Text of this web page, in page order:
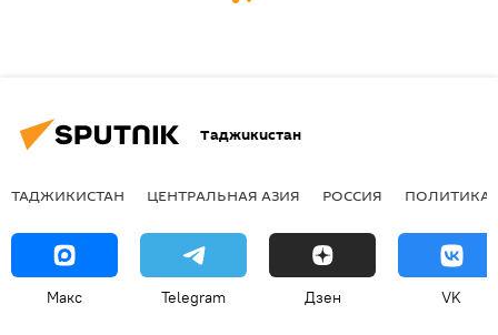
Таджикистан
ТАДЖИКИСТАН ЦЕНТРАЛЬНАЯ АЗИЯ РОССИЯ ПОЛИТИКА
Макс Telegram Дзен VK